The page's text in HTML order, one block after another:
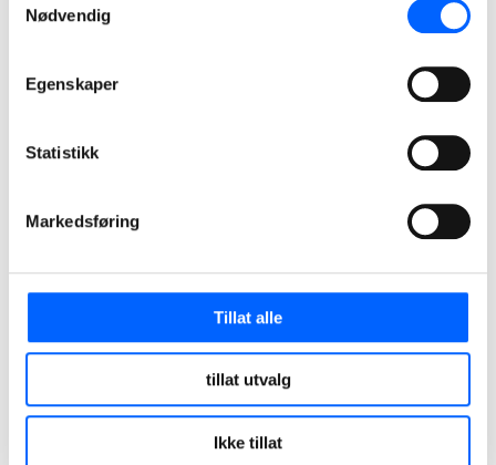
Nødvendig
Egenskaper
Statistikk
Markedsføring
Tillat alle
tillat utvalg
Ikke tillat
Entrepriseform:
Svein-Arne Sivertsen
Divisjonssjef Infrastructure, NCC Infrastructure
+47 992 35 657